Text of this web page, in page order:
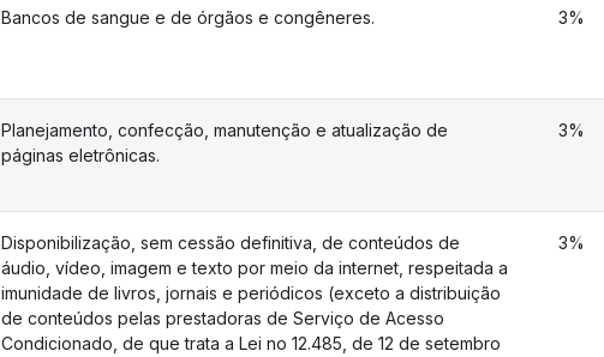
Bancos de sangue e de órgãos e congêneres. 3%
Planejamento, confecção, manutenção e atualização de
páginas eletrônicas.
3%
Disponibilização, sem cessão definitiva, de conteúdos de
áudio, vídeo, imagem e texto por meio da internet, respeitada a
imunidade de livros, jornais e periódicos (exceto a distribuição
de conteúdos pelas prestadoras de Serviço de Acesso
Condicionado, de que trata a Lei no 12.485, de 12 de setembro
3%